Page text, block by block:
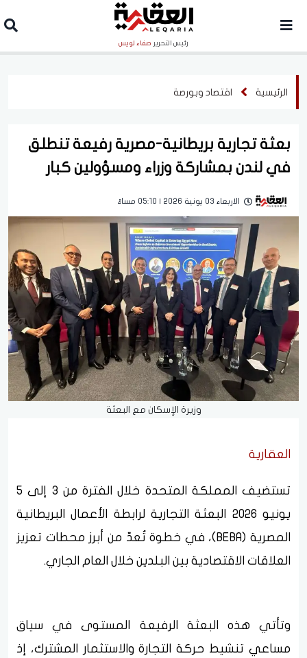
رئيس التحرير صفاء لويس
الرئيسية اقتصاد وبورصة
بعثة تجارية بريطانية-مصرية رفيعة تنطلق
في لندن بمشاركة وزراء ومسؤولين كبار
الاربعاء 03 يونية 2026 | 05:10 مساءً
وزيرة الإسكان مع البعثة
العقارية
تستضيف المملكة المتحدة خلال الفترة من 3 إلى 5
يونيو 2026 البعثة التجارية لرابطة الأعمال البريطانية
المصرية (BEBA)، في خطوة تُعدّ من أبرز محطات تعزيز
العلاقات الاقتصادية بين البلدين خلال العام الجاري.
وتأتي هذه البعثة الرفيعة المستوى في سياق
مساعي تنشيط حركة التجارة والاستثمار المشترك، إذ